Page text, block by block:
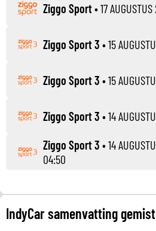
Ziggo Sport•17
Ziggo Sport 3 •15
Ziggo Sport 3 •15
Ziggo Sport 3 •14
Ziggo Sport 3 •14
04:50
IndyCar samenvatting gemist